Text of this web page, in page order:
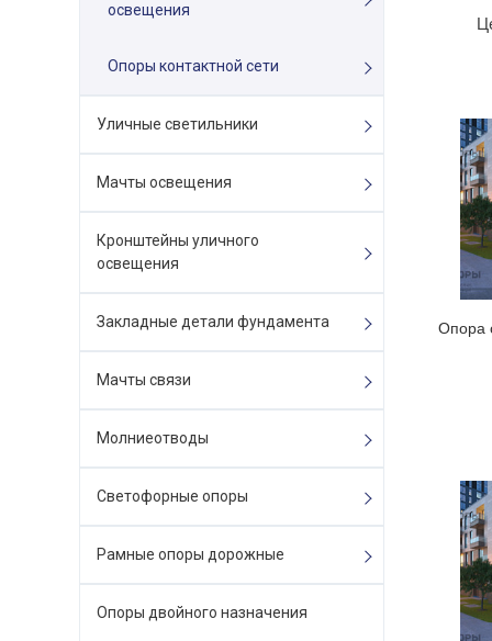
освещения
Опоры контактной сети
Уличные светильники
Мачты освещения
Кронштейны уличного
освещения
Закладные детали фундамента
Мачты связи
Молниеотводы
Светофорные опоры
Рамные опоры дорожные
Опоры двойного назначения
Опора